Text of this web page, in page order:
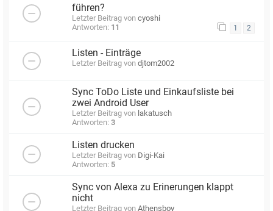
führen?
Letzter Beitrag von cyoshi
Antworten: 11 1 2
Listen - Einträge
Letzter Beitrag von djtom2002
Sync ToDo Liste und Einkaufsliste bei
zwei Android User
Letzter Beitrag von lakatusch
Antworten: 3
Listen drucken
Letzter Beitrag von Digi-Kai
Antworten: 5
Sync von Alexa zu Erinerungen klappt
nicht
Letzter Beitrag von Athensboy